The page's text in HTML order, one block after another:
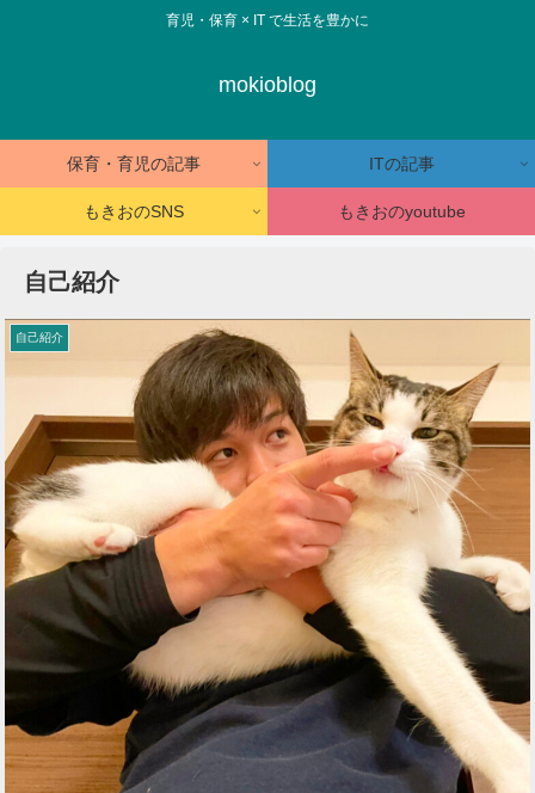
育児・保育 × IT で生活を豊かに
mokioblog
保育・育児の記事 ITの記事
もきおのSNS もきおのyoutube
自己紹介
自己紹介